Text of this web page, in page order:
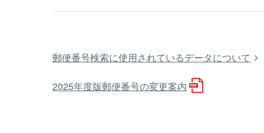
郵便番号検索に使用されているデータについて
2025年度版郵便番号の変更案内